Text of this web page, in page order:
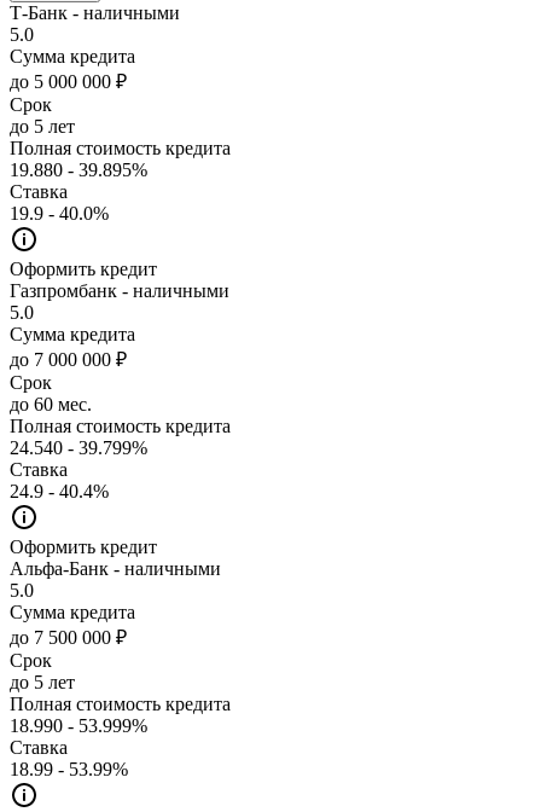
Т-Банк - наличными
5.0
Сумма кредита
до 5 000 000 ₽
Срок
до 5 лет
Полная стоимость кредита
19.880 - 39.895%
Ставка
19.9 - 40.0%
Оформить кредит
Газпромбанк - наличными
5.0
Сумма кредита
до 7 000 000 ₽
Срок
до 60 мес.
Полная стоимость кредита
24.540 - 39.799%
Ставка
24.9 - 40.4%
Оформить кредит
Альфа-Банк - наличными
5.0
Сумма кредита
до 7 500 000 ₽
Срок
до 5 лет
Полная стоимость кредита
18.990 - 53.999%
Ставка
18.99 - 53.99%